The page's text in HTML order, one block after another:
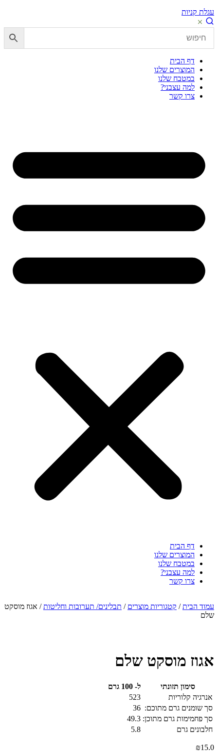
עגלת קניות
דף הבית
המוצרים שלנו
במטבח שלנו
למה עצבני?
צרו קשר
דף הבית
המוצרים שלנו
במטבח שלנו
למה עצבני?
צרו קשר
עמוד הבית/ קטגוריות מוצרים / תבלינים/ תערובות וחליטות/ אגוז מוסקט
שלם
אגוז מוסקט שלם
סימון תזונתי
ל- 100 גרם
אנרגיה קלוריות
523
סך שומנים גרם מתוכם: 36
סך פחמימות גרם מתוכן: 49.3
חלבונים גרם
5.8
₪15.0